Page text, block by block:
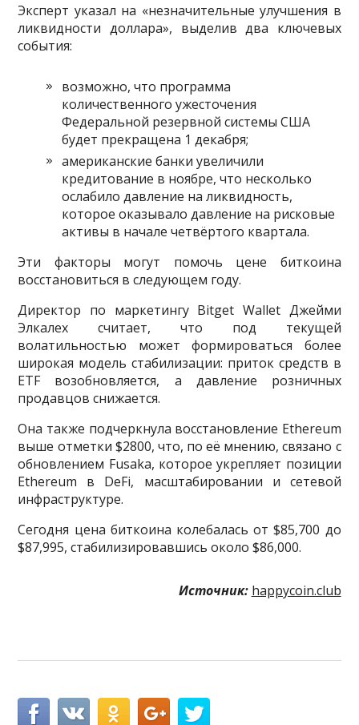
Эксперт указал на «незначительные улучшения в
ликвидности доллара», выделив два ключевых
события:
возможно, что программа
количественного ужесточения
Федеральной резервной системы США
будет прекращена 1 декабря;
американские банки увеличили
кредитование в ноябре, что несколько
ослабило давление на ликвидность,
которое оказывало давление на рисковые
активы в начале четвёртого квартала.
Эти факторы могут помочь цене биткоина
восстановиться в следующем году.
Директор по маркетингу Bitget Wallet Джейми
Элкалех считает, что под текущей
волатильностью может формироваться более
широкая модель стабилизации: приток средств в
ETF возобновляется, а давление розничных
продавцов снижается.
Она также подчеркнула восстановление Ethereum
выше отметки $2800, что, по её мнению, связано с
обновлением Fusaka, которое укрепляет позиции
Ethereum в DeFi, масштабировании и сетевой
инфраструктуре.
Сегодня цена биткоина колебалась от $85,700 до
$87,995, стабилизировавшись около $86,000.
Источник: happycoin.club